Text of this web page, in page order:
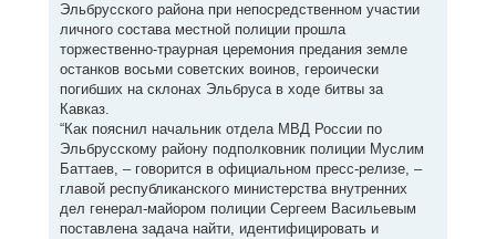
Эльбрусского района при непосредственном участии
личного состава местной полиции прошла
торжественно-траурная церемония предания земле
останков восьми советских воинов, героически
погибших на склонах Эльбруса в ходе битвы за
Кавказ.
“Как пояснил начальник отдела МВД России по
Эльбрусскому району подполковник полиции Муслим
Баттаев, – говорится в официальном пресс-релизе, –
главой республиканского министерства внутренних
дел генерал-майором полиции Сергеем Васильевым
поставлена задача найти, идентифицировать и